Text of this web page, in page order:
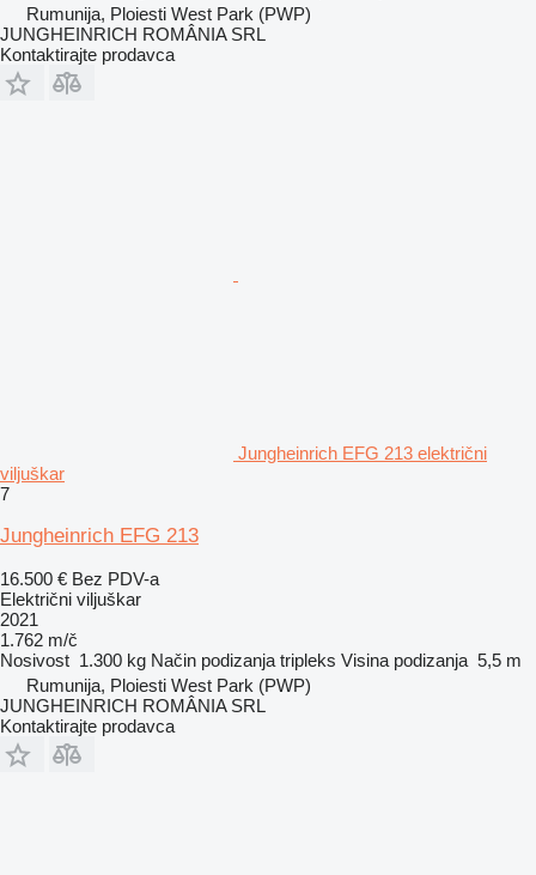
Rumunija, Ploiesti West Park (PWP)
JUNGHEINRICH ROMÂNIA SRL
Kontaktirajte prodavca
Jungheinrich EFG 213 električni
viljuškar
7
Jungheinrich EFG 213
16.500 € Bez PDV-a
Električni viljuškar
2021
1.762 m/č
Nosivost 1.300 kg Način podizanja tripleks Visina podizanja 5,5 m
Rumunija, Ploiesti West Park (PWP)
JUNGHEINRICH ROMÂNIA SRL
Kontaktirajte prodavca